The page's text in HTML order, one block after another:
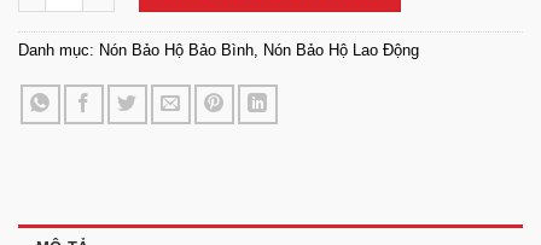
Danh mục: Nón Bảo Hộ Bảo Bình, Nón Bảo Hộ Lao Động